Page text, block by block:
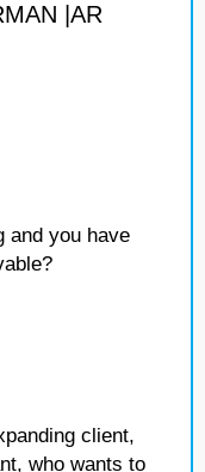
|AR
and you have
client,
who wants to